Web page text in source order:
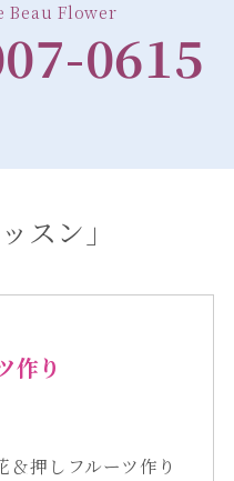
Beau Flower
0615
スン」
作り
押しフルーツ作り